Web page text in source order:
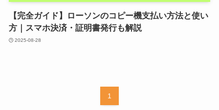
【完全ガイド】ローソンのコピー機支払い方法と使い
方｜スマホ決済・証明書発行も解説
2025-08-28
1